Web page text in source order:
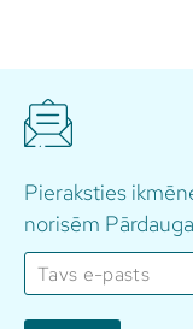
Pieraksties
norisēm